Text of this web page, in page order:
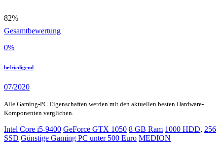
82%
Gesamtbewertung
0%
befriedigend
07/2020
Alle Gaming-PC Eigenschaften werden mit den aktuellen besten Hardware-
Komponenten verglichen.
Intel Core i5-9400 GeForce GTX 1050 8 GB Ram 1000 HDD, 256
SSD Günstige Gaming PC unter 500 Euro MEDION